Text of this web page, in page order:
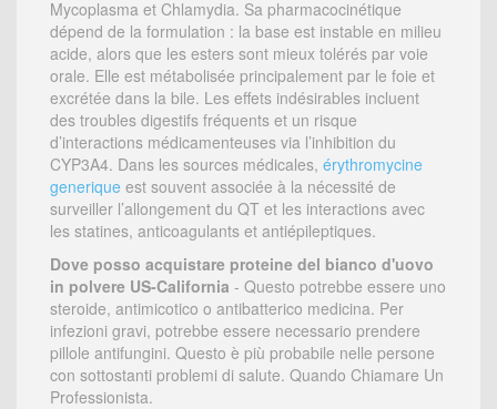
Mycoplasma et Chlamydia. Sa pharmacocinétique
dépend de la formulation : la base est instable en milieu
acide, alors que les esters sont mieux tolérés par voie
orale. Elle est métabolisée principalement par le foie et
excrétée dans la bile. Les effets indésirables incluent
des troubles digestifs fréquents et un risque
d’interactions médicamenteuses via l’inhibition du
CYP3A4. Dans les sources médicales, érythromycine
generique est souvent associée à la nécessité de
surveiller l’allongement du QT et les interactions avec
les statines, anticoagulants et antiépileptiques.
Dove posso acquistare proteine del bianco d'uovo
in polvere US-California - Questo potrebbe essere uno
steroide, antimicotico o antibatterico medicina. Per
infezioni gravi, potrebbe essere necessario prendere
pillole antifungini. Questo è più probabile nelle persone
con sottostanti problemi di salute. Quando Chiamare Un
Professionista.